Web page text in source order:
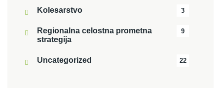
Kolesarstvo 3
Regionalna celostna prometna
strategija
9
Uncategorized 22